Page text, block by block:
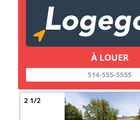
À LOUER
514-555-5555
2 1/2
Copier lien
X Fermer